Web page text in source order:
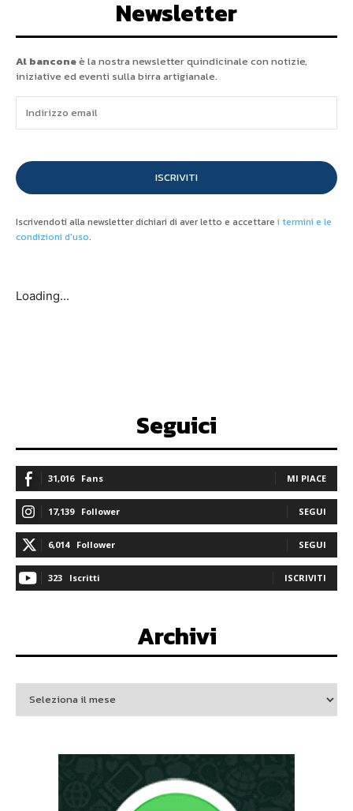
Newsletter
Al banconeè la nostra newsletter quindicinale con notizie,
iniziative ed eventi sulla birra artigianale.
ISCRIVITI
Iscrivendoti alla newsletter dichiari di aver letto e accettare i termini e le
condizioni d'uso.
Loading...
Seguici
31,016 Fans MI PIACE
17,139 Follower SEGUI
6,014 Follower SEGUI
323 Iscritti ISCRIVITI
Archivi